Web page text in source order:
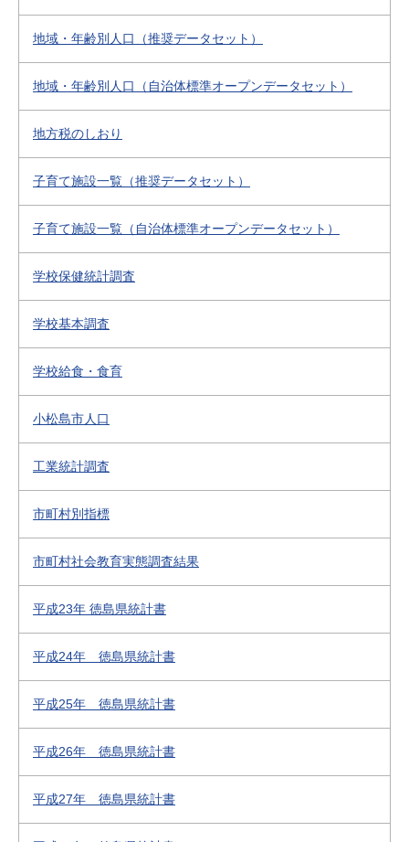
地域・年齢別人口（推奨データセット）
地域・年齢別人口（自治体標準オープンデータセット）
地方税のしおり
子育て施設一覧（推奨データセット）
子育て施設一覧（自治体標準オープンデータセット）
学校保健統計調査
学校基本調査
学校給食・食育
小松島市人口
工業統計調査
市町村別指標
市町村社会教育実態調査結果
平成23年 徳島県統計書
平成24年 徳島県統計書
平成25年 徳島県統計書
平成26年 徳島県統計書
平成27年 徳島県統計書